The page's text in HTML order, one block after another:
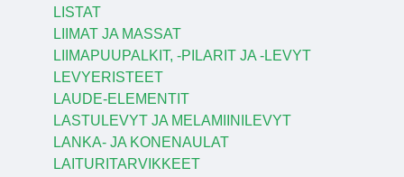
LISTAT
LIIMAT JA MASSAT
LIIMAPUUPALKIT, -PILARIT JA -LEVYT
LEVYERISTEET
LAUDE-ELEMENTIT
LASTULEVYT JA MELAMIINILEVYT
LANKA- JA KONENAULAT
LAITURITARVIKKEET